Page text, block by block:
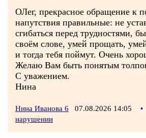
ОЛег, прекрасное обращение к
напутствия правильные: не
сгибаться перед трудностями,
своём слове, умей прощать,
и тогда тебя поймут. Очень
Желаю Вам быть понятым
С уважением.
Нина
Нина Иванова 6 07.08.2026 14:05 •
нарушении